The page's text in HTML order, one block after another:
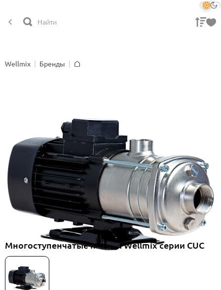
Wellmix
Бренды
Многоступенчатые насосы Wellmix серии CUC